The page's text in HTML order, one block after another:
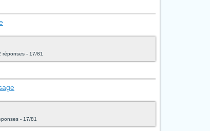
réponses - 17/81
- 17/81